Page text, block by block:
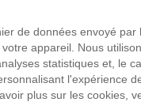
de données envoyé
appareil. Nous
statistiques et, le
l'expérience
plus sur les cookies,